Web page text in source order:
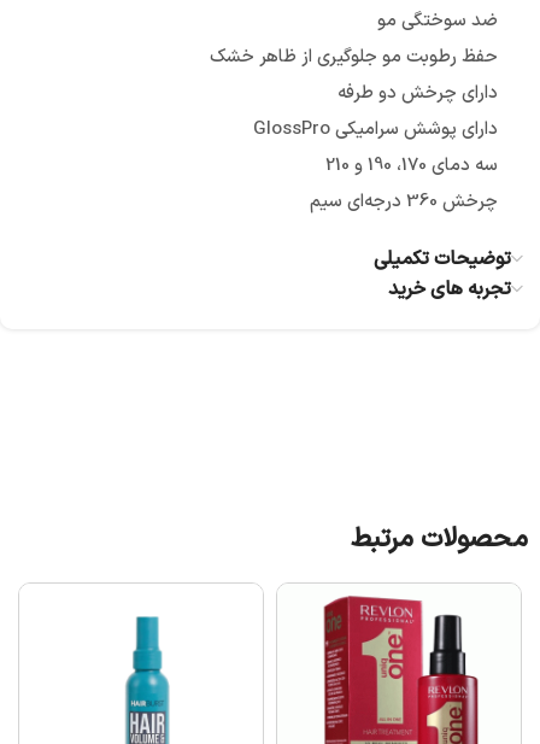
ضد سوختگی مو
حفظ رطوبت مو جلوگیری از ظاهر خشک
دارای چرخش دو طرفه
دارای پوشش سرامیکی GlossPro
سه دمای 170، 190 و 210
چرخش 360 درجه‌ای سیم
توضیحات تکمیلی
تجربه های خرید
محصولات مرتبط